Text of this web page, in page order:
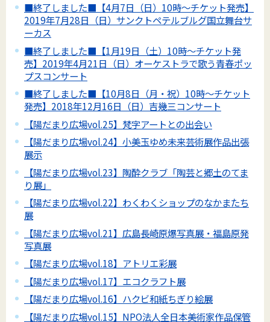
■終了しました■【4月7日（日）10時～チケット発売】
2019年7月28日（日）サンクトペテルブルグ国立舞台サ
ーカス
■終了しました■【1月19日（土）10時～チケット発
売】2019年4月21日（日）オーケストラで歌う青春ポッ
プスコンサート
■終了しました■【10月8日（月・祝）10時～チケット
発売】2018年12月16日（日）吉幾三コンサート
【陽だまり広場vol.25】梵字アートとの出会い
【陽だまり広場vol.24】小美玉ゆめ未来芸術展作品出張
展示
【陽だまり広場vol.23】陶酔クラブ「陶芸と郷土のてま
り展」
【陽だまり広場vol.22】わくわくショップのなかまたち
展
【陽だまり広場vol.21】広島長崎原爆写真展・福島原発
写真展
【陽だまり広場vol.18】アトリエ彩展
【陽だまり広場vol.17】エコクラフト展
【陽だまり広場vol.16】ハクビ和紙ちぎり絵展
【陽だまり広場vol.15】NPO法人全日本美術家作品保管